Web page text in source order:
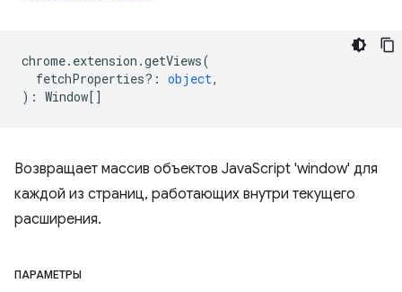
chrome. extension .getViews(
fetchProperties? : object,
) : Window[]
Возвращает массив объектов JavaScript 'window' для
каждой из страниц, работающих внутри текущего
расширения.
ПАРАМЕТРЫ